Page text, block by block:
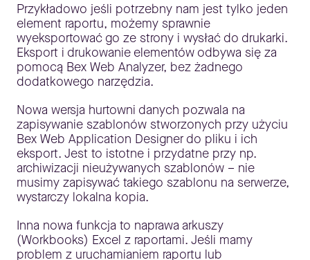
Przykładowo jeśli potrzebny nam jest tylko jeden
element raportu, możemy sprawnie
wyeksportować go ze strony i wysłać do drukarki.
Eksport i drukowanie elementów odbywa się za
pomocą Bex Web Analyzer, bez żadnego
dodatkowego narzędzia.
Nowa wersja hurtowni danych pozwala na
zapisywanie szablonów stworzonych przy użyciu
Bex Web Application Designer do pliku i ich
eksport. Jest to istotne i przydatne przy np.
archiwizacji nieużywanych szablonów – nie
musimy zapisywać takiego szablonu na serwerze,
wystarczy lokalna kopia.
Inna nowa funkcja to naprawa arkuszy
(Workbooks) Excel z raportami. Jeśli mamy
problem z uruchamianiem raportu lub